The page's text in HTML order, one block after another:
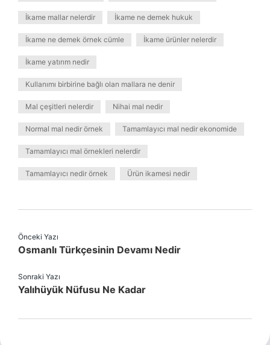
İkame mallar nelerdir İkame ne demek hukuk
İkame ne demek örnek cümle İkame ürünler nelerdir
İkame yatırım nedir
Kullanımı birbirine bağlı olan mallara ne denir
Mal çeşitleri nelerdir Nihai mal nedir
Normal mal nedir örnek Tamamlayıcı mal nedir ekonomide
Tamamlayıcı mal örnekleri nelerdir
Tamamlayıcı nedir örnek Ürün ikamesi nedir
Önceki Yazı
Osmanlı Türkçesinin Devamı Nedir
Sonraki Yazı
Yalıhüyük Nüfusu Ne Kadar